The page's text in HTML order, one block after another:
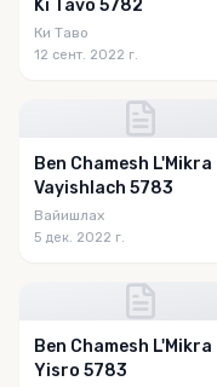
Ki Tavo 5782
Ки Таво
12 сент. 2022 г.
Ben Chamesh L'Mikra
Vayishlach 5783
Вайишлах
5 дек. 2022 г.
Ben Chamesh L'Mikra
Yisro 5783